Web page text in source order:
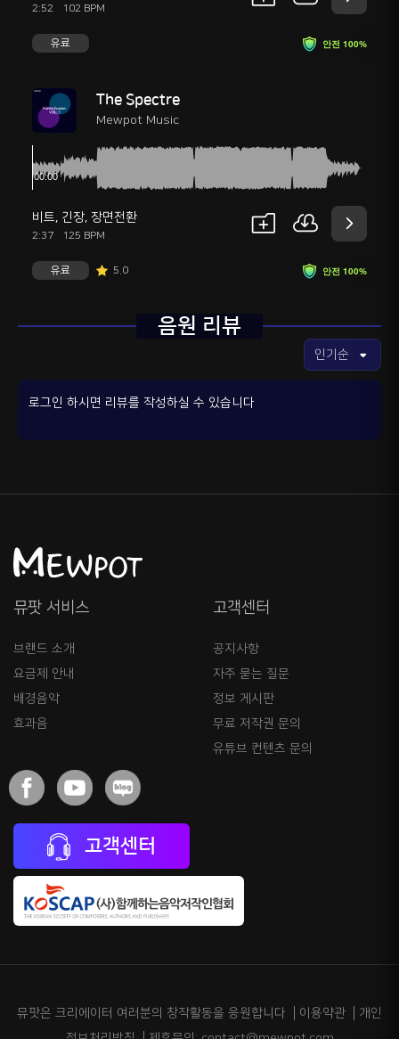
2:52 102 BPM
안전 100%
유료
The Spectre
Mewpot Music
비트, 긴장, 장면전환
2:37 125 BPM
안전 100%
유료 5.0
음원 리뷰
로그인 하시면 리뷰를 작성하실 수 있습니다
뮤팟 서비스
브랜드 소개
요금제 안내
배경음악
효과음
고객센터
공지사항
자주 묻는 질문
정보 게시판
무료 저작권 문의
유튜브 컨텐츠 문의
고객센터
뮤팟은 크리에이터 여러분의 창작활동을 응원합니다 이용약관
개인